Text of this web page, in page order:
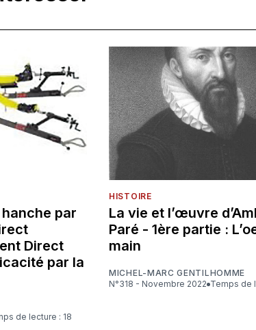
par
Direct
par la
HISTOIRE
La vie et l’œuvre
Paré - 1ère partie :
main
MICHEL-MARC GENTILHOMME
N°318 - Novembre 2022
Temps